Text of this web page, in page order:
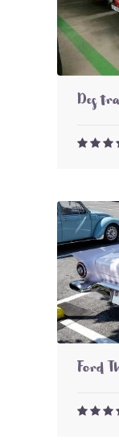
Des
Ford